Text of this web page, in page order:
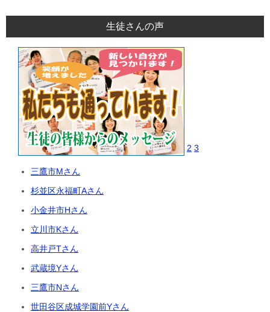
生徒さんの声
2 3
三鷹市Mさん
杉並区永福町Aさん
小金井市Hさん
立川市Kさん
高井戸Tさん
武蔵境Yさん
三鷹市Nさん
世田谷区成城学園前Yさん